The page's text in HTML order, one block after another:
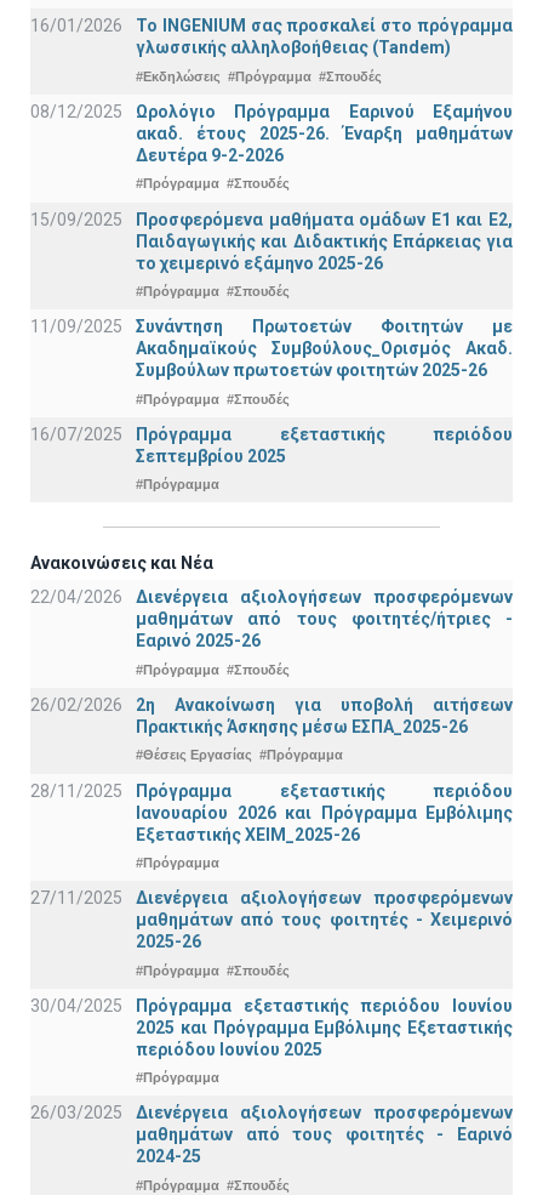
16/01/2026
Το INGENIUM σας προσκαλεί στο πρόγραμμα
γλωσσικής αλληλοβοήθειας (Tandem)
#Εκδηλώσεις #Πρόγραμμα #Σπουδές
08/12/2025
Ωρολόγιο Πρόγραμμα Εαρινού Εξαμήνου
ακαδ. έτους 2025-26. Έναρξη μαθημάτων
Δευτέρα 9-2-2026
#Πρόγραμμα #Σπουδές
15/09/2025
Προσφερόμενα μαθήματα ομάδων Ε1 και Ε2,
Παιδαγωγικής και Διδακτικής Επάρκειας για
το χειμερινό εξάμηνο 2025-26
#Πρόγραμμα #Σπουδές
11/09/2025
Συνάντηση Πρωτοετών Φοιτητών με
Ακαδημαϊκούς Συμβούλους_Ορισμός Ακαδ.
Συμβούλων πρωτοετών φοιτητών 2025-26
#Πρόγραμμα #Σπουδές
16/07/2025
Πρόγραμμα εξεταστικής περιόδου
Σεπτεμβρίου 2025
#Πρόγραμμα
Ανακοινώσεις και Νέα
22/04/2026
Διενέργεια αξιολογήσεων προσφερόμενων
μαθημάτων από τους φοιτητές/ήτριες -
Εαρινό 2025-26
#Πρόγραμμα #Σπουδές
26/02/2026
2η Ανακοίνωση για υποβολή αιτήσεων
Πρακτικής Άσκησης μέσω ΕΣΠΑ_2025-26
#Θέσεις Εργασίας #Πρόγραμμα
28/11/2025
Πρόγραμμα εξεταστικής περιόδου
Ιανουαρίου 2026 και Πρόγραμμα Εμβόλιμης
Εξεταστικής ΧΕΙΜ_2025-26
#Πρόγραμμα
27/11/2025
Διενέργεια αξιολογήσεων προσφερόμενων
μαθημάτων από τους φοιτητές - Χειμερινό
2025-26
#Πρόγραμμα #Σπουδές
30/04/2025
Πρόγραμμα εξεταστικής περιόδου Ιουνίου
2025 και Πρόγραμμα Εμβόλιμης Εξεταστικής
περιόδου Ιουνίου 2025
#Πρόγραμμα
26/03/2025
Διενέργεια αξιολογήσεων προσφερόμενων
μαθημάτων από τους φοιτητές - Εαρινό
2024-25
#Πρόγραμμα #Σπουδές